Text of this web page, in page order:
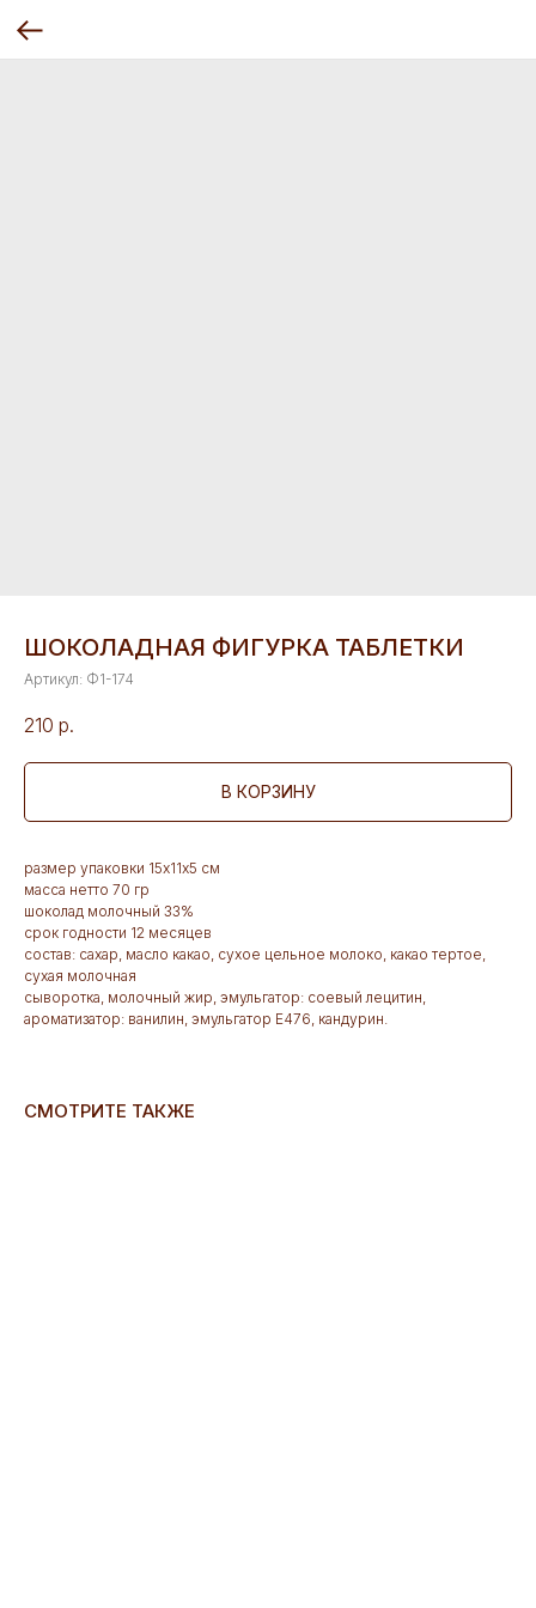
ШОКОЛАДНАЯ ФИГУРКА ТАБЛЕТКИ
Артикул: Ф1-174
210 р.
В КОРЗИНУ
размер упаковки 15х11х5 см
масса нетто 70 гр
шоколад молочный 33%
срок годности 12 месяцев
состав: сахар, масло какао, сухое цельное молоко, какао тертое,
сухая молочная
сыворотка, молочный жир, эмульгатор: соевый лецитин,
ароматизатор: ванилин, эмульгатор Е476, кандурин.
СМОТРИТЕ ТАКЖЕ